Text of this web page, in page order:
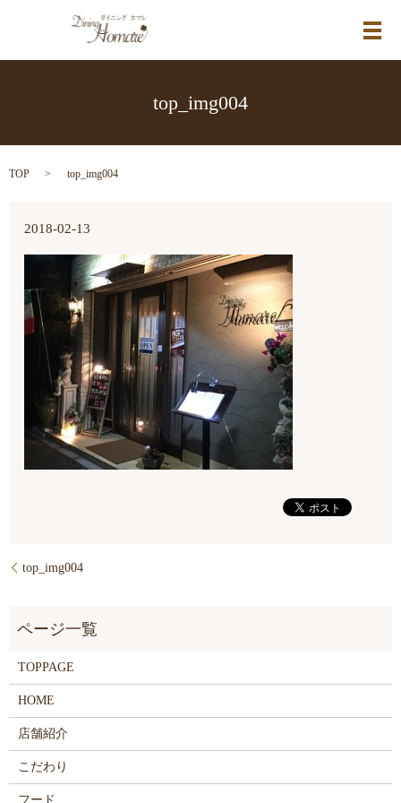
メ
top_img004
TOP top_img004
2018-02-13
top_img004
TOPPAGE
HOME
店舗紹介
こだわり
フード